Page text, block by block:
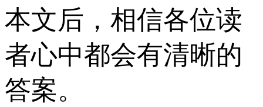
本文后，相信各位读
者心中都会有清晰的
答案。